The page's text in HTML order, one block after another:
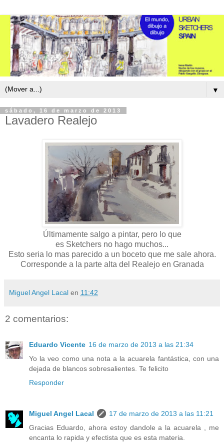
▼
sábado, 16 de marzo de 2013
Lavadero Realejo
Últimamente salgo a pintar, pero lo que
es Sketchers no hago muchos...
Esto seria lo mas parecido a un boceto que me sale ahora.
Corresponde a la parte alta del Realejo en Granada
Miguel Angel Lacal en 11:42
2 comentarios:
Eduardo Vicente 16 de marzo de 2013 a las 21:34
Yo la veo como una nota a la acuarela fantástica, con una
dejada de blancos sobresalientes. Te felicito
Responder
Miguel Angel Lacal
17 de marzo de 2013 a las 11:21
Gracias Eduardo, ahora estoy dandole a la acuarela , me
encanta lo rapida y efectista que es esta materia.